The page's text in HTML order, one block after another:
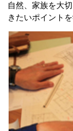
自然、家族を大
きたいポイントを